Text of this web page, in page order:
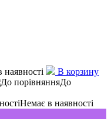
В корзину
До
Немає в наявності